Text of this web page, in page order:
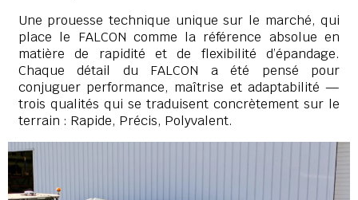
Une prouesse technique unique sur le marché, qui
place le FALCON comme la référence absolue en
matière de rapidité et de flexibilité d’épandage.
Chaque détail du FALCON a été pensé pour
conjuguer performance, maîtrise et adaptabilité —
trois qualités qui se traduisent concrètement sur le
terrain : Rapide, Précis, Polyvalent.